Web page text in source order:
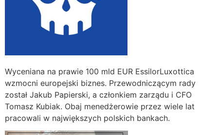
Wyceniana na prawie 100 mld EUR EssilorLuxottica
wzmocni europejski biznes. Przewodniczącym rady
został Jakub Papierski, a członkiem zarządu i CFO
Tomasz Kubiak. Obaj menedżerowie przez wiele lat
pracowali w największych polskich bankach.